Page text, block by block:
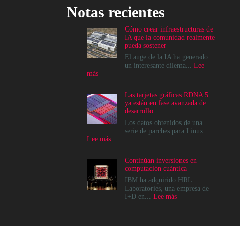
Notas recientes
Cómo crear infraestructuras de
IA que la comunidad realmente
pueda sostener
El auge de la IA ha generado
un interesante dilema... Lee
más:
infraestructuras
de
IA
que
comunidad
Las tarjetas gráficas RDNA 5
ya están en fase avanzada de
desarrollo
Los datos obtenidos de una
serie de parches para Linux...
Lee más:
gráficas
RDNA
5
ya
de
Continúan inversiones en
computación cuántica
IBM ha adquirido HRL
Laboratories, una empresa de
I+D en... Lee más: